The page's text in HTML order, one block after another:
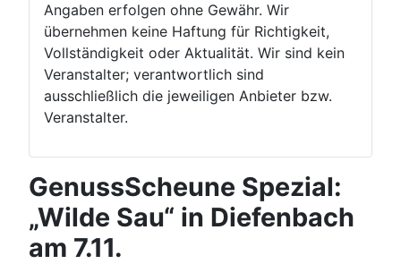
Angaben erfolgen ohne Gewähr. Wir
übernehmen keine Haftung für Richtigkeit,
Vollständigkeit oder Aktualität. Wir sind kein
Veranstalter; verantwortlich sind
ausschließlich die jeweiligen Anbieter bzw.
Veranstalter.
GenussScheune Spezial:
„Wilde Sau“ in Diefenbach
am 7.11.